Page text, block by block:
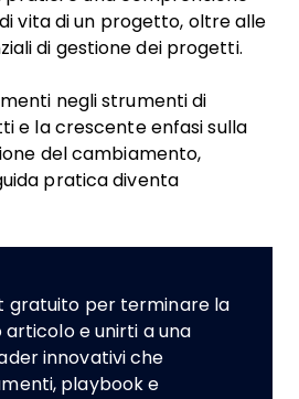
vita di un progetto, oltre alle
di gestione dei progetti.
negli strumenti di
e la crescente enfasi sulla
del cambiamento,
pratica diventa
gratuito per terminare la
articolo e unirti a una
innovativi che
playbook e